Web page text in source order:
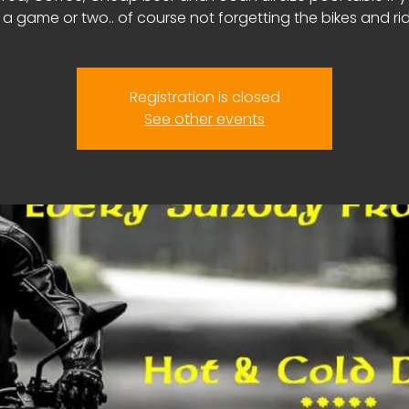
game or two.. of course not forgetting the bikes and
Registration is closed
See other events